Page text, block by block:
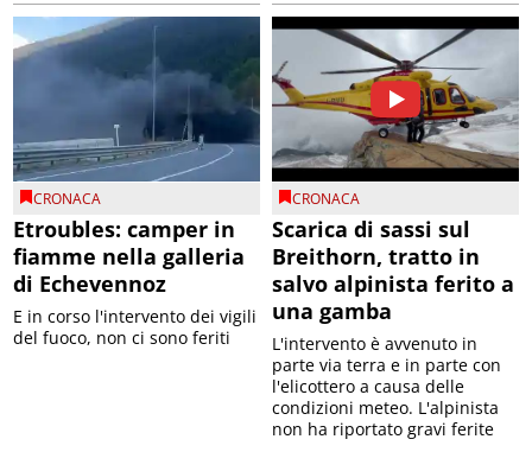
CRONACA
Etroubles: camper in
fiamme nella galleria
di Echevennoz
E in corso l'intervento dei vigili
del fuoco, non ci sono feriti
CRONACA
Scarica di sassi sul
Breithorn, tratto in
salvo alpinista ferito a
una gamba
L'intervento è avvenuto in
parte via terra e in parte con
l'elicottero a causa delle
condizioni meteo. L'alpinista
non ha riportato gravi ferite